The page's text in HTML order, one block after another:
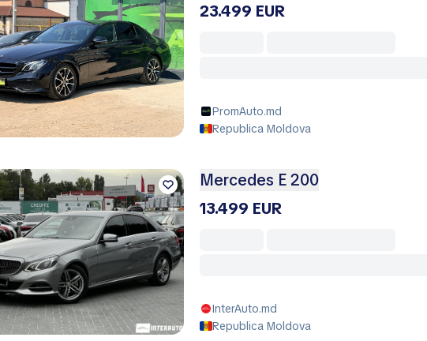
23.499 EUR
PromAuto.md
Republica Moldova
Mercedes E 200
13.499 EUR
InterAuto.md
Republica Moldova